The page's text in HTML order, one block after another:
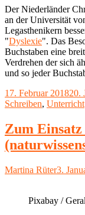
Der Niederländer
an der Universität
Legasthenikern
"Dyslexie". Das
Buchstaben eine
Verdrehen der sich
und so jeder
Veröffentlicht
am
17. Februar 201820.
Schreiben, Unterricht
Zum
Autor
Martina Rüter3.
Pixabay /